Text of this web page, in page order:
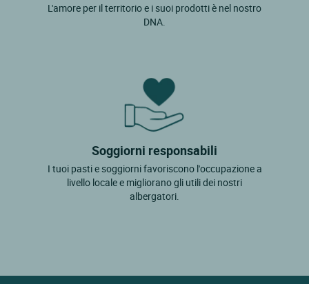
L'amore per il territorio e i suoi prodotti è nel nostro
DNA.
Soggiorni responsabili
I tuoi pasti e soggiorni favoriscono l'occupazione a
livello locale e migliorano gli utili dei nostri
albergatori.